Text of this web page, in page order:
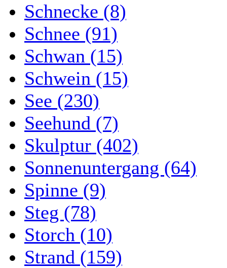
Schnecke (8)
Schnee (91)
Schwan (15)
Schwein (15)
See (230)
Seehund (7)
Skulptur (402)
Sonnenuntergang (64)
Spinne (9)
Steg (78)
Storch (10)
Strand (159)